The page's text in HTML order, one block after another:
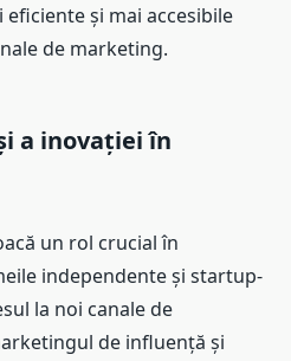
și mai accesibile
de marketing.
a inovației în
un rol crucial în
independente și startup-
la noi canale de
de influență și